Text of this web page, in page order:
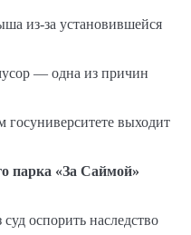
из-за установившейся
— одна из причин
выходит
парка «За Саймой»
оспорить наследство